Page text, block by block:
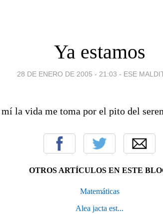
Ya estamos
28 DE ENERO DE 2005 - 21:03 - ESE
la vida me toma por el pito del
OTROS ARTÍCULOS EN ESTE
Matemáticas
Alea jacta est...